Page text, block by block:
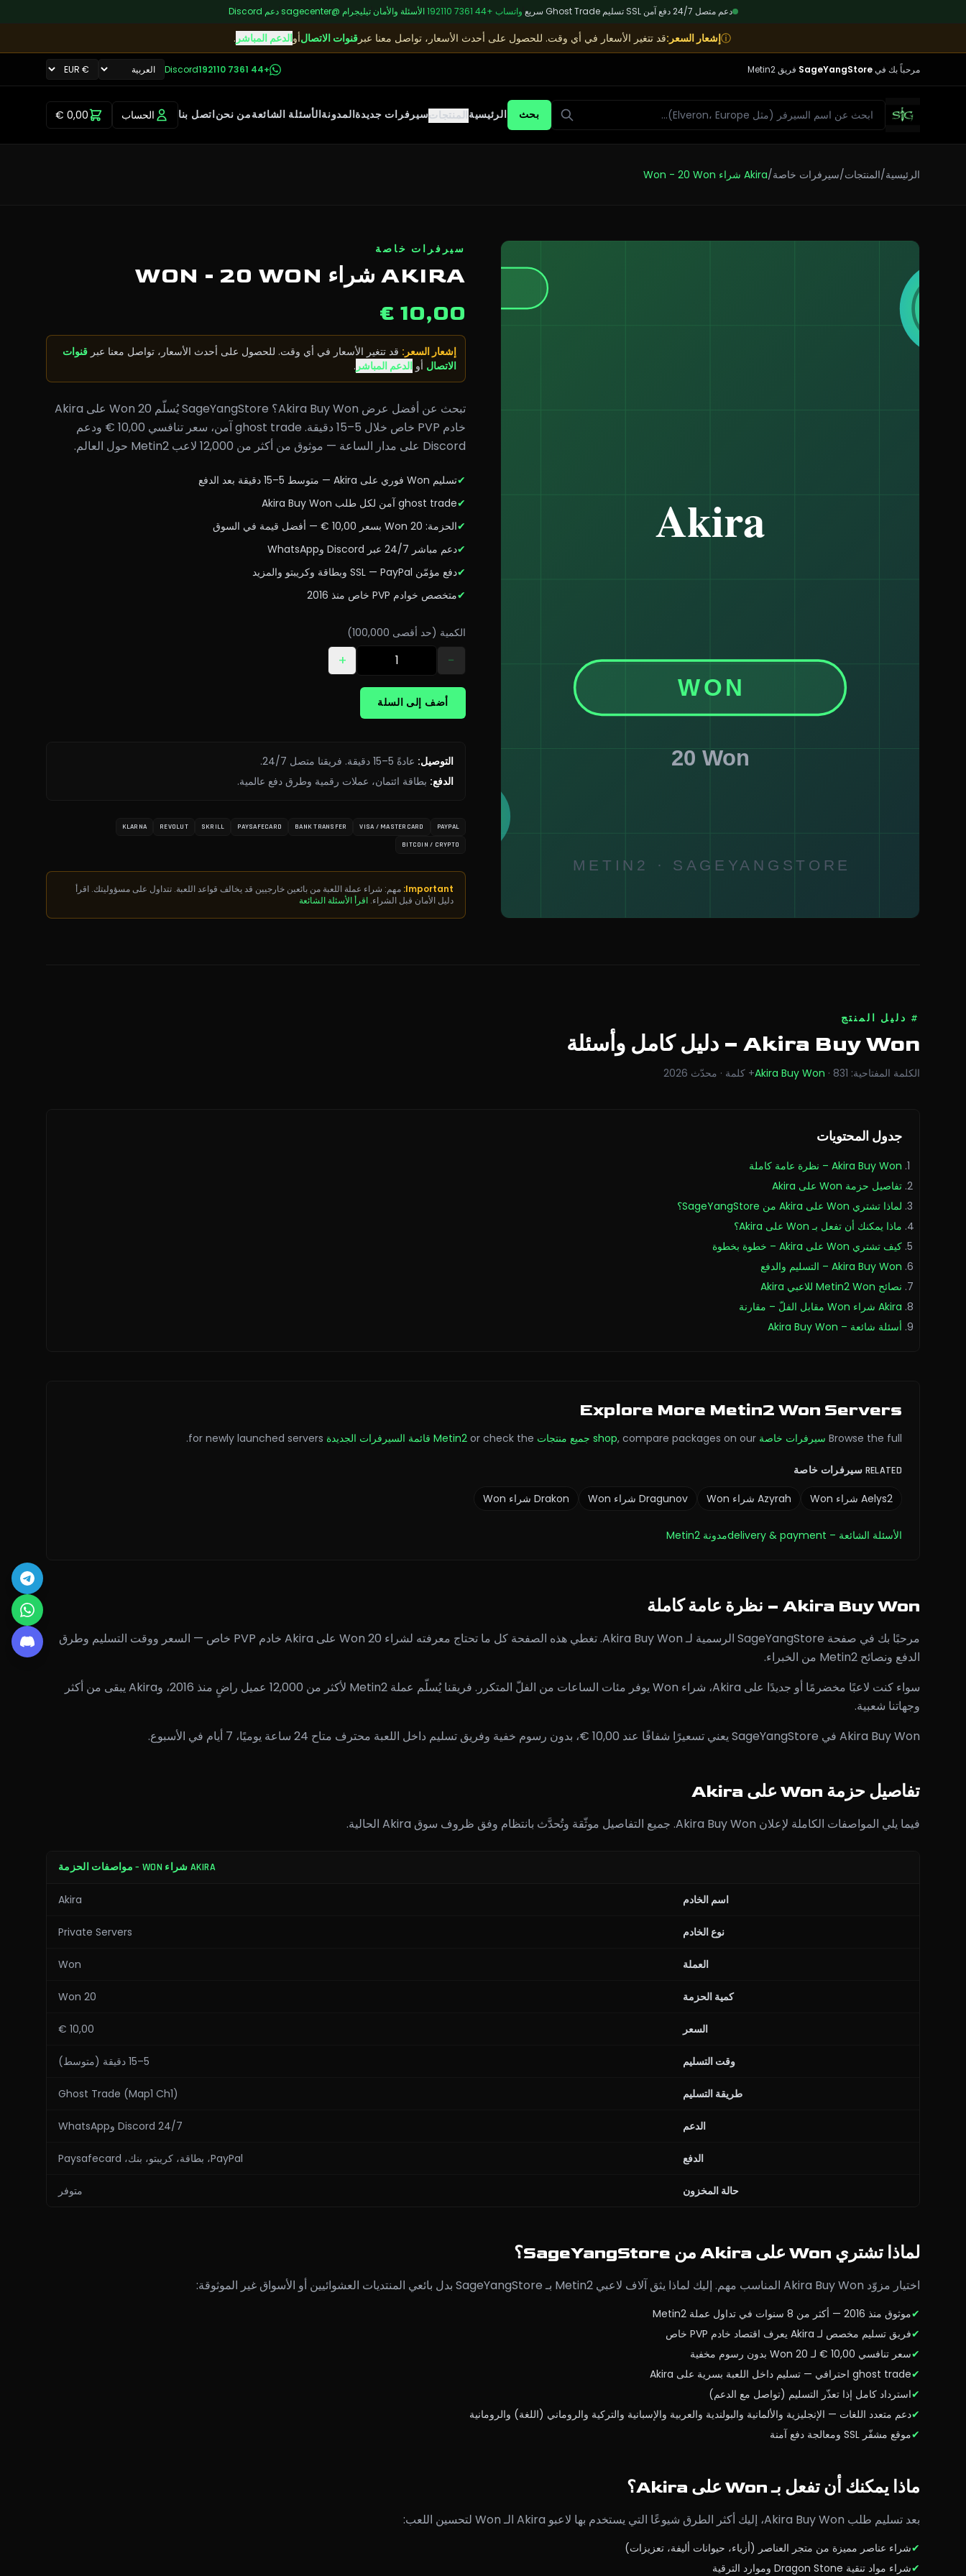
دعم متصل 24/7 |دفع آمن SSL |تسليم Ghost Trade سريع واتساب +44 7361 192110
|الأسئلة والأمان|تيليجرام @sagecenter
|دعم Discord
ⓘإشعار السعر :قد تتغير الأسعار في أي وقت. للحصول على أحدث الأسعار، تواصل معنا عبرقنوات الاتصالأوالدعم المباشر .
مرحباً بك فيSageYangStore فريق Metin2 +44 7361 192110
Discord
بحث بحث الرئيسيةالمنتجاتسيرفرات جديدةالمدونةالأسئلة الشائعةمن نحناتصل بنا الحساب 0,00 €
الرئيسية/المنتجات/سيرفرات خاصة/Akira شراء Won - 20 Won
سيرفرات خاصة
AKIRA شراء WON - 20 WON
10,00 €
إشعار السعر : قد تتغير الأسعار في أي وقت. للحصول على أحدث الأسعار، تواصل معنا عبر قنوات
الاتصال أو الدعم المباشر .
تبحث عن أفضل عرض Akira Buy Won؟ SageYangStore يُسلّم 20 Won على Akira
خادم PVP خاص خلال 5–15 دقيقة. ghost trade آمن، سعر تنافسي 10,00 € ودعم
Discord على مدار الساعة — موثوق من أكثر من 12,000 لاعب Metin2 حول العالم.
✔تسليم Won فوري على Akira — متوسط 5–15 دقيقة بعد الدفع
✔ghost trade آمن لكل طلب Akira Buy Won
✔الحزمة: 20 Won بسعر 10,00 € — أفضل قيمة في السوق
✔دعم مباشر 24/7 عبر Discord وWhatsApp
✔دفع مؤمّن SSL — PayPal وبطاقة وكريبتو والمزيد
✔متخصص خوادم PVP خاص منذ 2016
الكمية (حد أقصى 100,000)
−
+
أضف إلى السلة
التوصيل: عادةً 5–15 دقيقة. فريقنا متصل 24/7.
الدفع: بطاقة ائتمان، عملات رقمية وطرق دفع عالمية.
PAYPAL
VISA / MASTERCARD
BANK TRANSFER
PAYSAFECARD
SKRILL
REVOLUT
KLARNA
BITCOIN / CRYPTO
Important: مهم: شراء عملة اللعبة من بائعين خارجيين قد يخالف قواعد اللعبة. تتداول على مسؤوليتك. اقرأ
دليل الأمان قبل الشراء. اقرأ الأسئلة الشائعة
# دليل المنتج
Akira Buy Won – دليل كامل وأسئلة
الكلمة المفتاحية:
Akira Buy Won · 831
+ كلمة · محدّث 2026
جدول المحتويات
Akira Buy Won – نظرة عامة كاملة
تفاصيل حزمة Won على Akira
لماذا تشتري Won على Akira من SageYangStore؟
ماذا يمكنك أن تفعل بـ Won على Akira؟
كيف تشتري Won على Akira – خطوة بخطوة
Akira Buy Won – التسليم والدفع
نصائح Metin2 Won للاعبي Akira
Akira شراء Won مقابل الفلّ – مقارنة
أسئلة شائعة – Akira Buy Won
Explore More Metin2 Won Servers
Browse the full سيرفرات خاصة shop, compare packages on our جميع منتجات Metin2 or check the قائمة السيرفرات الجديدة for newly launched servers.
RELATED سيرفرات خاصة
Aelys2 شراء Won Azyrah شراء Won Dragunov شراء Won Drakon شراء Won
الأسئلة الشائعة – delivery & payment مدونة Metin2
Akira Buy Won – نظرة عامة كاملة
مرحبًا بك في صفحة SageYangStore الرسمية لـ Akira Buy Won. تغطي هذه الصفحة كل ما تحتاج معرفته لشراء 20 Won على Akira خادم PVP خاص — السعر ووقت التسليم وطرق
الدفع ونصائح Metin2 من الخبراء.
سواء كنت لاعبًا مخضرمًا أو جديدًا على Akira، شراء Won يوفر مئات الساعات من الفلّ المتكرر. فريقنا يُسلّم عملة Metin2 لأكثر من 12,000 عميل راضٍ منذ 2016، وAkira يبقى من أكثر
وجهاتنا شعبية.
Akira Buy Won في SageYangStore يعني تسعيرًا شفافًا عند 10,00 €، بدون رسوم خفية وفريق تسليم داخل اللعبة محترف متاح 24 ساعة يوميًا، 7 أيام في الأسبوع.
تفاصيل حزمة Won على Akira
فيما يلي المواصفات الكاملة لإعلان Akira Buy Won. جميع التفاصيل موثّقة وتُحدَّث بانتظام وفق ظروف سوق Akira الحالية.
AKIRA شراء WON – مواصفات الحزمة
اسم الخادم Akira
نوع الخادم Private Servers
العملة Won
كمية الحزمة 20 Won
السعر 10,00 €
وقت التسليم 5–15 دقيقة (متوسط)
طريقة التسليم Ghost Trade (Map1 Ch1)
الدعم 24/7 Discord وWhatsApp
الدفع PayPal، بطاقة، كريبتو، بنك، Paysafecard
حالة المخزون متوفر
لماذا تشتري Won على Akira من SageYangStore؟
اختيار مزوّد Akira Buy Won المناسب مهم. إليك لماذا يثق آلاف لاعبي Metin2 بـ SageYangStore بدل بائعي المنتديات العشوائيين أو الأسواق غير الموثوقة:
✔موثوق منذ 2016 — أكثر من 8 سنوات في تداول عملة Metin2
✔فريق تسليم مخصص لـ Akira يعرف اقتصاد خادم PVP خاص
✔سعر تنافسي 10,00 € لـ 20 Won بدون رسوم مخفية
✔ghost trade احترافي — تسليم داخل اللعبة بسرية على Akira
✔استرداد كامل إذا تعذّر التسليم (تواصل مع الدعم)
✔دعم متعدد اللغات — الإنجليزية والألمانية والبولندية والعربية والإسبانية والتركية والروماني (اللغة) والرومانية
✔موقع مشفّر SSL ومعالجة دفع آمنة
ماذا يمكنك أن تفعل بـ Won على Akira؟
بعد تسليم طلب Akira Buy Won، إليك أكثر الطرق شيوعًا التي يستخدم بها لاعبو Akira الـ Won لتحسين اللعب:
✔شراء عناصر مميزة من متجر العناصر (أزياء، حيوانات أليفة، تعزيزات)
✔شراء مواد تنقية Dragon Stone وموارد الترقية